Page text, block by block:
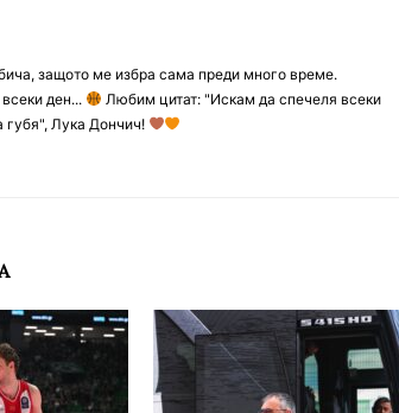
защото ме избра сама преди много време.
ден...
Любим цитат: "Искам да спечеля всеки
губя", Лука Дончич!